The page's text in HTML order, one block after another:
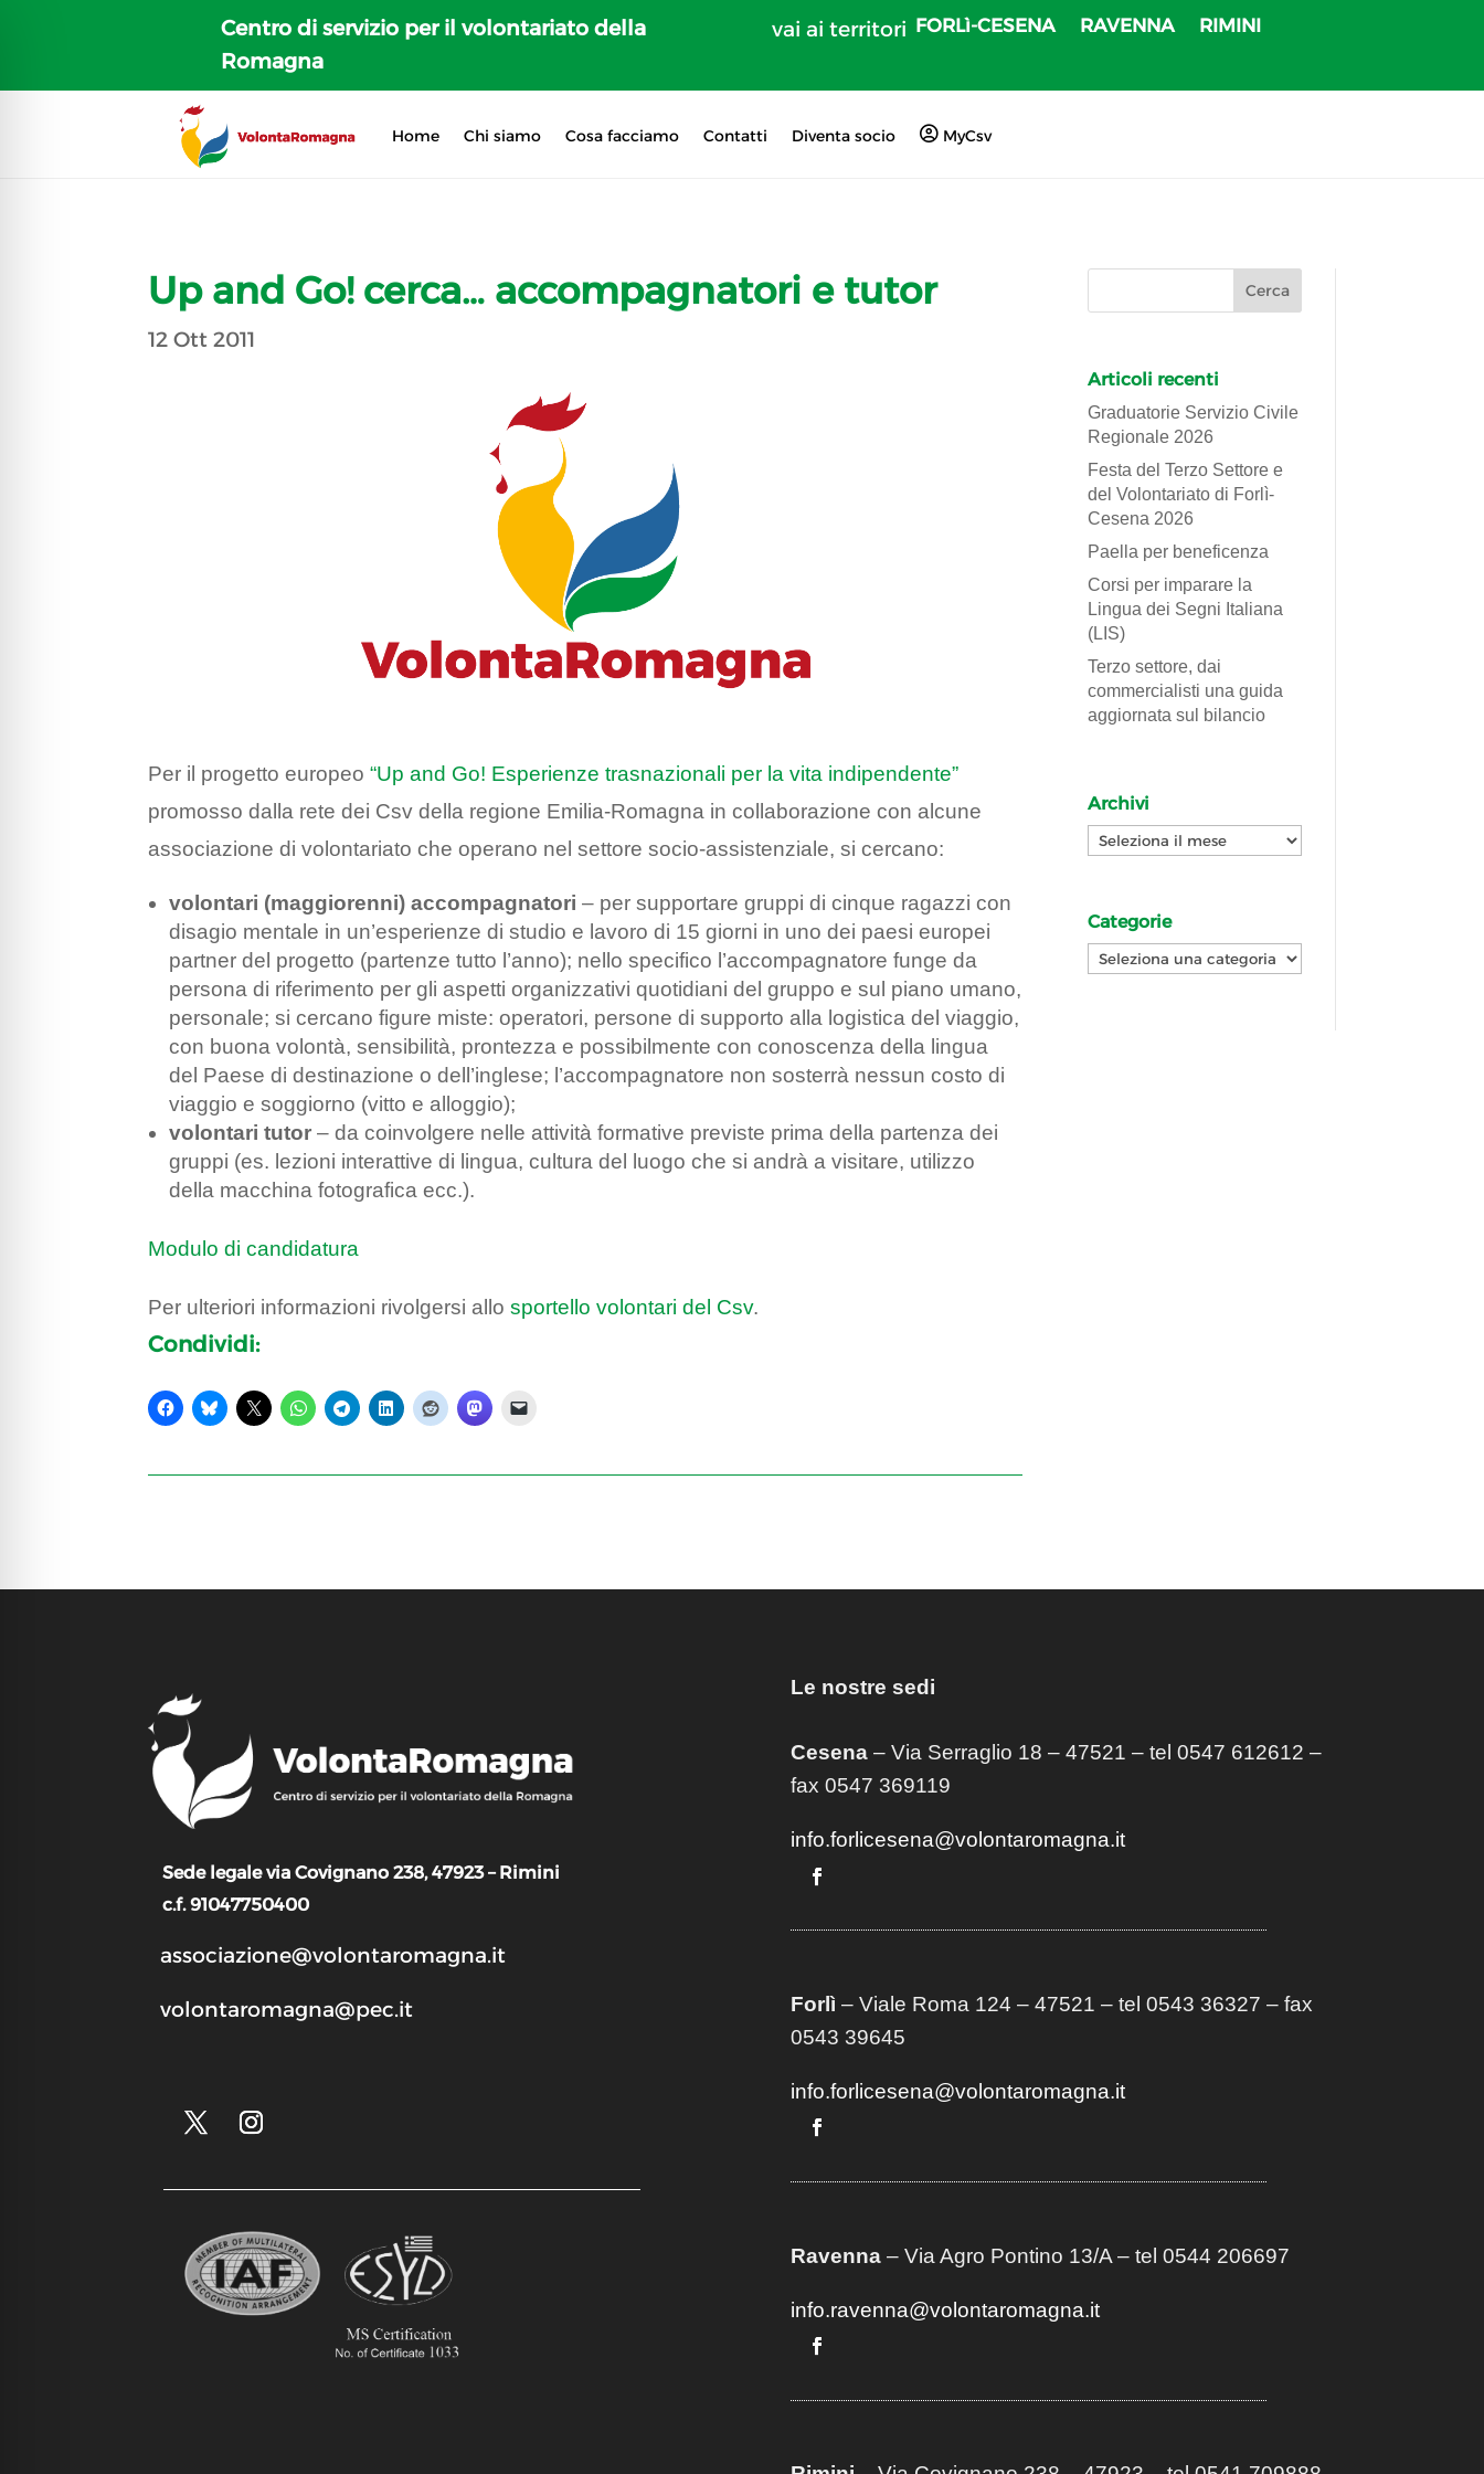
Centro di servizio per il volontariato della
Romagna
vai ai territori FORLì-CESENA RAVENNA RIMINI
Home Chi siamo Cosa facciamo Contatti Diventa socio MyCsv
Up and Go! cerca… accompagnatori e tutor
12 Ott 2011
Per il progetto europeo“Up and Go! Esperienze trasnazionali per la vita indipendente”
promosso dalla rete dei Csv della regione Emilia-Romagna in collaborazione con alcune
associazione di volontariato che operano nel settore socio-assistenziale, si cercano:
volontari (maggiorenni) accompagnatori – per supportare gruppi di cinque ragazzi con
disagio mentale in un’esperienze di studio e lavoro di 15 giorni in uno dei paesi europei
partner del progetto (partenze tutto l’anno); nello specifico l’accompagnatore funge da
persona di riferimento per gli aspetti organizzativi quotidiani del gruppo e sul piano umano,
personale; si cercano figure miste: operatori, persone di supporto alla logistica del viaggio,
con buona volontà, sensibilità, prontezza e possibilmente con conoscenza della lingua
del Paese di destinazione o dell’inglese; l’accompagnatore non sosterrà nessun costo di
viaggio e soggiorno (vitto e alloggio);
volontari tutor – da coinvolgere nelle attività formative previste prima della partenza dei
gruppi (es. lezioni interattive di lingua, cultura del luogo che si andrà a visitare, utilizzo
della macchina fotografica ecc.).
Modulo di candidatura
Per ulteriori informazioni rivolgersi allosportello volontari del Csv.
Condividi:
Articoli recenti
Graduatorie Servizio Civile
Regionale 2026
Festa del Terzo Settore e
del Volontariato di Forlì-
Cesena 2026
Paella per beneficenza
Corsi per imparare la
Lingua dei Segni Italiana
(LIS)
Terzo settore, dai
commercialisti una guida
aggiornata sul bilancio
Archivi
Archivi
Categorie
Categorie
Sede legale via Covignano 238, 47923 – Rimini
c.f. 91047750400
associazione@volontaromagna.it
volontaromagna@pec.it
Le nostre sedi
Cesena– Via Serraglio 18 – 47521 – tel 0547 612612 –
fax 0547 369119
info.forlicesena@volontaromagna.it
Forlì – Viale Roma 124 – 47521 – tel 0543 36327 – fax
0543 39645
info.forlicesena@volontaromagna.it
Ravenna– Via Agro Pontino 13/A– tel 0544 206697
info.ravenna@volontaromagna.it